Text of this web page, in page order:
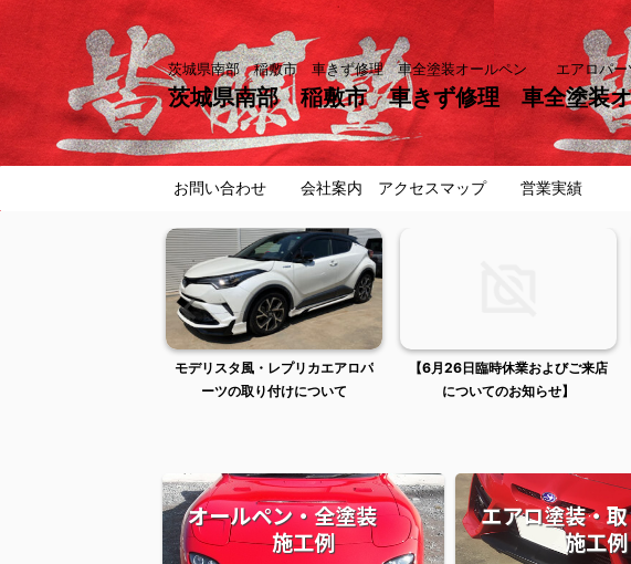
茨城県南部 稲敷市 車きず修理 車全塗装オールペン エアロパ
茨城県南部 稲敷市 車きず修理 車全塗装
お問い合わせ 会社案内 アクセスマップ 営業実績
モデリスタ風・レプリカエアロパ
ーツの取り付けについて
【6月26日臨時休業およびご来店
についてのお知らせ】
オールペン・全塗装
施工例
エアロ塗装・
施工例